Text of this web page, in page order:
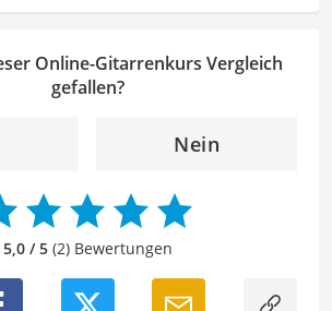
helfen, ihre Botschaften klar und
Durch meine Leidenschaft für
ich frische Perspektiven sowie neue
qualitativ hochwertig als auch
Online-Gitarrenkurs Vergleich
gefallen?
Nein
5,0 / 5(2) Bewertungen